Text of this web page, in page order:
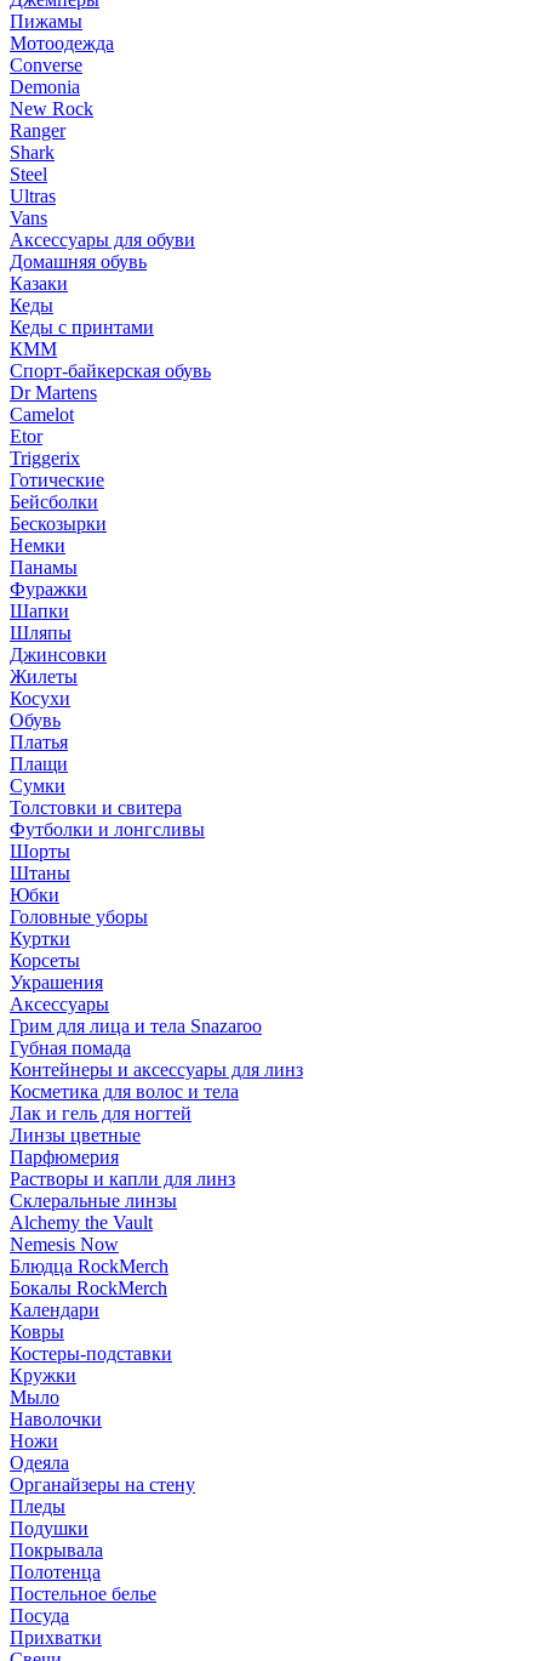
Пижамы
Мотоодежда
Converse
Demonia
New Rock
Ranger
Shark
Steel
Ultras
Vans
Аксессуары для обуви
Домашняя обувь
Казаки
Кеды
Кеды с принтами
КММ
Спорт-байкерская обувь
Dr Martens
Camelot
Etor
Triggerix
Готические
Бейсболки
Бескозырки
Немки
Панамы
Фуражки
Шапки
Шляпы
Джинсовки
Жилеты
Косухи
Обувь
Платья
Плащи
Сумки
Толстовки и свитера
Футболки и лонгсливы
Шорты
Штаны
Юбки
Головные уборы
Куртки
Корсеты
Украшения
Аксессуары
Грим для лица и тела Snazaroo
Губная помада
Контейнеры и аксессуары для линз
Косметика для волос и тела
Лак и гель для ногтей
Линзы цветные
Парфюмерия
Растворы и капли для линз
Склеральные линзы
Alchemy the Vault
Nemesis Now
Блюдца RockMerch
Бокалы RockMerch
Календари
Ковры
Костеры-подставки
Кружки
Мыло
Наволочки
Ножи
Одеяла
Органайзеры на стену
Пледы
Подушки
Покрывала
Полотенца
Постельное белье
Посуда
Прихватки